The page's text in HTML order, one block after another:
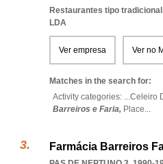
Restaurantes tipo tradicional
LDA
Ver empresa Ver no
Matches in the search for:
Activity categories: ...Celeiro
Barreiros e Faria, Place...
Farmácia Barreiros